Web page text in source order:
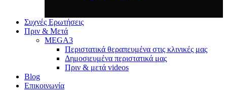
Συχνές Ερωτήσεις
Πριν & Μετά
MEGA3
Περιστατικά θεραπευμένα στις κλινικές μας
Δημοσιευμένα περιστατικά μας
Πριν & μετά videos
Blog
Επικοινωνία